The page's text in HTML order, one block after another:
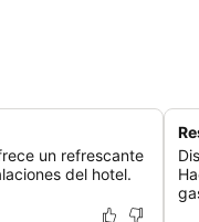
un refrescante
del hotel.